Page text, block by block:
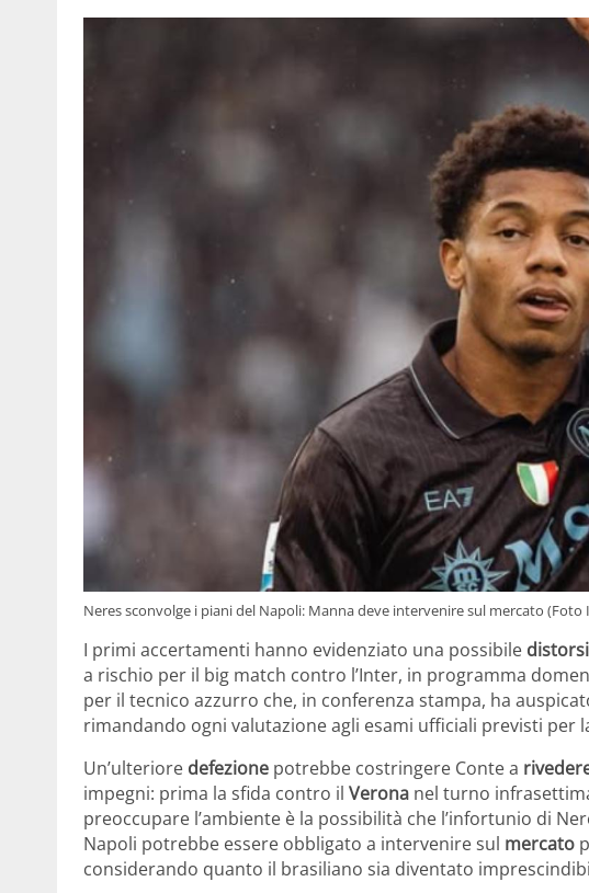
Neres sconvolge i piani del Napoli: Manna deve intervenire sul mercato
I primi accertamenti hanno evidenziato una possibile
a rischio per il big match contro l’Inter, in programma
per il tecnico azzurro che, in conferenza stampa, ha
rimandando ogni valutazione agli esami ufficiali previsti per
Un’ulteriore defezione potrebbe costringere Conte a
impegni: prima la sfida contro il Verona nel turno
preoccupare l’ambiente è la possibilità che l’infortunio di
Napoli potrebbe essere obbligato a intervenire sul mercato
considerando quanto il brasiliano sia diventato